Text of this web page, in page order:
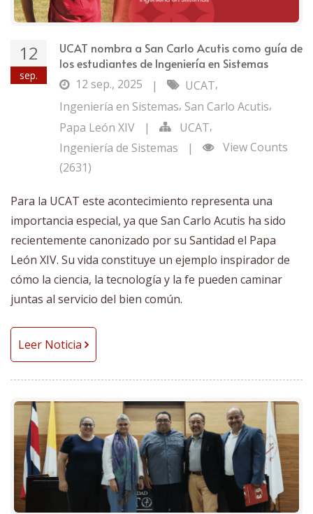
12
sep.
UCAT nombra a San Carlo Acutis como guía de
los estudiantes de Ingeniería en Sistemas
12 sep., 2025
| UCAT,
Ingeniería en Sistemas, San Carlo Acutis,
Papa León XIV
| UCAT,
Ingeniería de Sistemas
|
View Counts
(2631)
Para la UCAT este acontecimiento representa una
importancia especial, ya que San Carlo Acutis ha sido
recientemente canonizado por su Santidad el Papa
León XIV. Su vida constituye un ejemplo inspirador de
cómo la ciencia, la tecnología y la fe pueden caminar
juntas al servicio del bien común.
Leer Noticia